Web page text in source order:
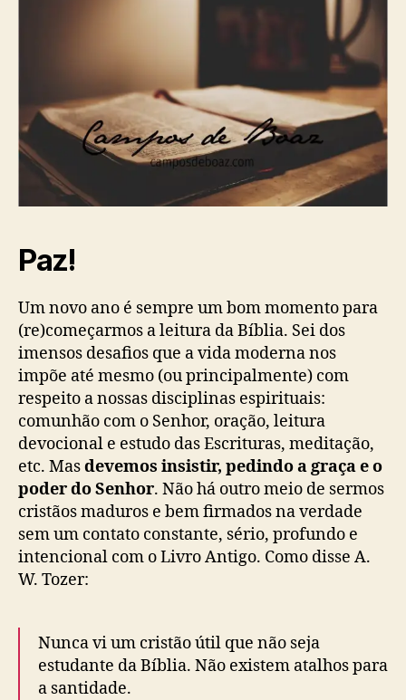
Paz!
Um novo ano é sempre um bom momento para
(re)começarmos a leitura da Bíblia. Sei dos
imensos desafios que a vida moderna nos
impõe até mesmo (ou principalmente) com
respeito a nossas disciplinas espirituais:
comunhão com o Senhor, oração, leitura
devocional e estudo das Escrituras, meditação,
etc. Masdevemos insistir, pedindo a graça e o
poder do Senhor. Não há outro meio de sermos
cristãos maduros e bem firmados na verdade
sem um contato constante, sério, profundo e
intencional com o Livro Antigo. Como disse A.
W. Tozer:
Nunca vi um cristão útil que não seja
estudante da Bíblia. Não existem atalhos para
a santidade.